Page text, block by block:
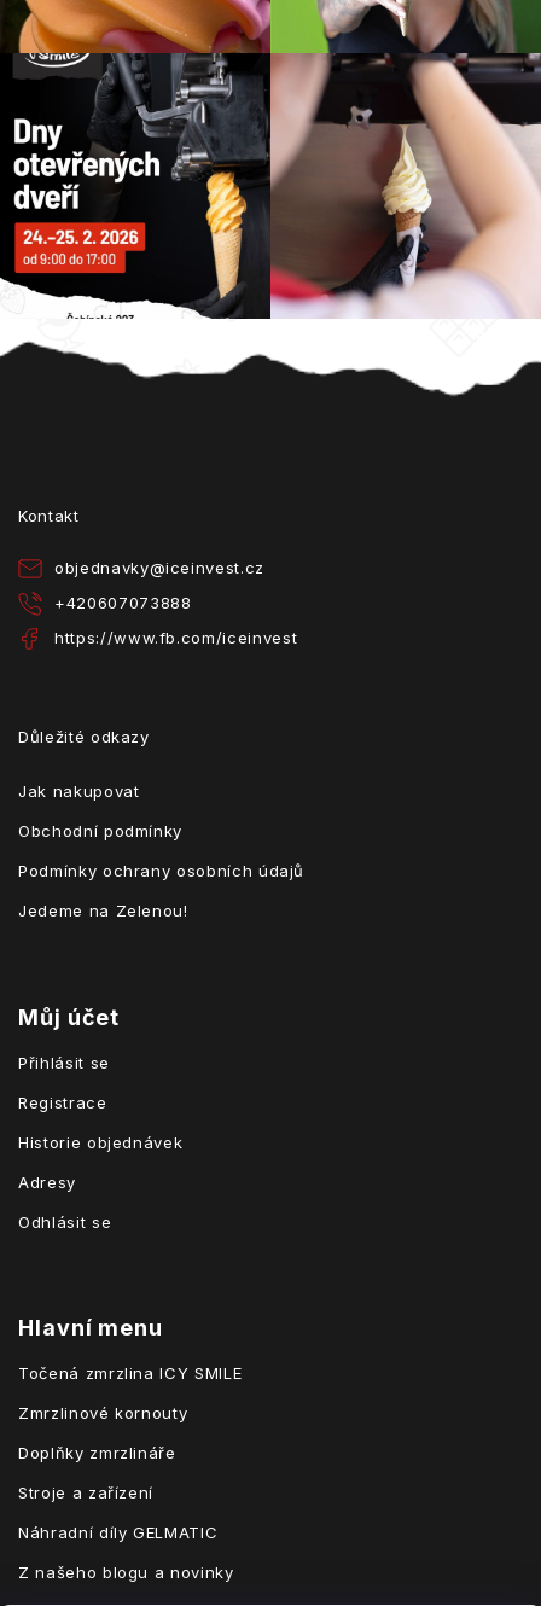
Kontakt
objednavky@iceinvest.cz
+420607073888
https://www.fb.com/iceinvest
Důležité odkazy
Jak nakupovat
Obchodní podmínky
Podmínky ochrany osobních údajů
Jedeme na Zelenou!
Můj účet
Přihlásit se
Registrace
Historie objednávek
Adresy
Odhlásit se
Hlavní menu
Točená zmrzlina ICY SMILE
Zmrzlinové kornouty
Doplňky zmrzlináře
Stroje a zařízení
Náhradní díly GELMATIC
Z našeho blogu a novinky